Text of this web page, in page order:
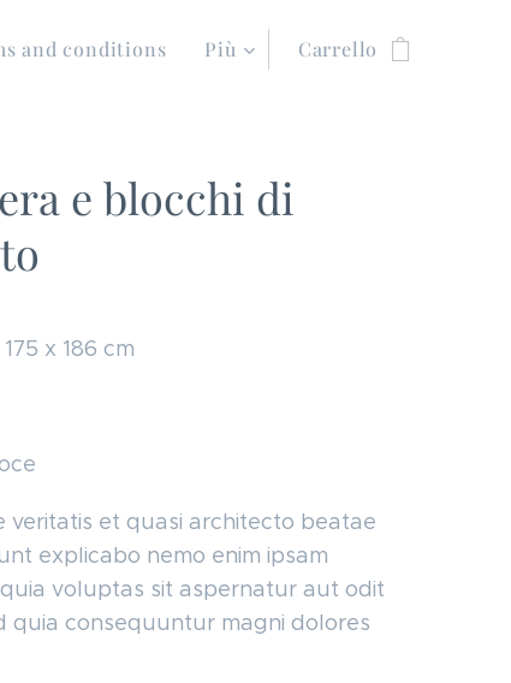
and conditions Più Carrello
e blocchi di
x 186 cm
veritatis et quasi architecto beatae
explicabo nemo enim ipsam
voluptas sit aspernatur aut odit
quia consequuntur magni dolores